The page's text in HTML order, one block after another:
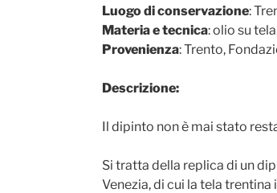
Luogo di conservazione:
Materia e tecnica: olio su
Provenienza: Trento,
Descrizione:
Il dipinto non è mai stato
Si tratta della replica di un
Venezia, di cui la tela